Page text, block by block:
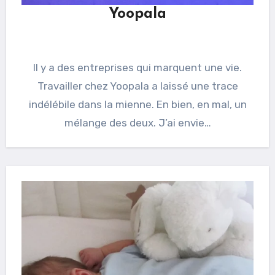
Yoopala
Il y a des entreprises qui marquent une vie.
Travailler chez Yoopala a laissé une trace
indélébile dans la mienne. En bien, en mal, un
mélange des deux. J’ai envie…